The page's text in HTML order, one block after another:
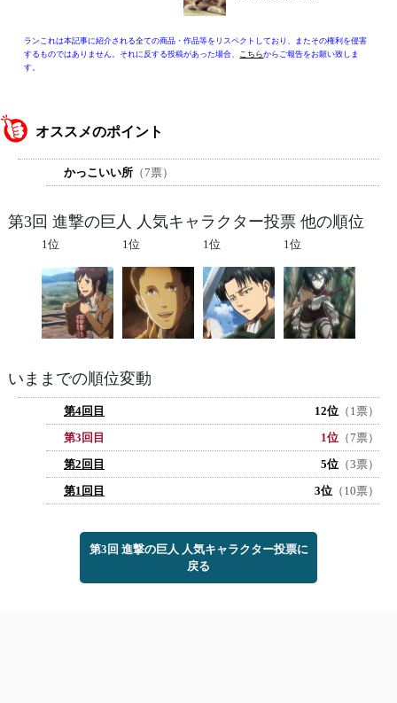
ランこれは本記事に紹介される全ての商品・作品等をリスペクトしており、またその権利を侵害
するものではありません。それに反する投稿があった場合、
こちらからご報告をお願い致しま
す。
オススメのポイント
かっこいい所 （7票）
第3回 進撃の巨人 人気キャラクター投票 他の順位
1位 1位 1位 1位
いままでの順位変動
第4回目 12位 （1票）
第3回目
1位 （7票）
第2回目
5位 （3票）
第1回目
3位 （10票）
第3回 進撃の巨人 人気キャラクター投票に
戻る